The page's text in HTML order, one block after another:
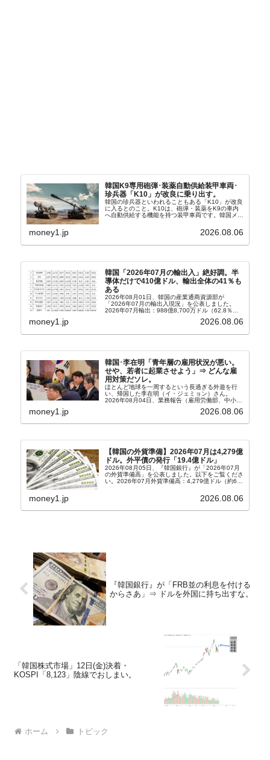
韓国K9専用砲弾･装薬自動供給装甲車両･
珍兵器「K10」が改良に乗り出す。
韓国の珍兵器といわれることもある「K10」が改良
に入るとのこと。K10は、砲弾・装薬をK9の車内
へ自動供給する機能を持つ装甲車両です。韓国メデ
から以下に一部を引きます。2005年に初めて...
money1.jp 2026.08.06
韓国「2026年07月の輸出入」絶好調。半
導体だけで410億ドル、輸出全体の41％も
ある
2026年08月01日、韓国の産業通商資源部が
「2026年07月の輸出入現況」を公表しました。
2026年07月輸出：988億8,700万ドル（62.8％）
輸入：685億6,300万ドル（26.5％）貿易収支：
money1.jp 2026.08.06
韓国･李在明「青年層の雇用状況が悪い。
せや、若者に起業させよう」⇒ どんな雇
用対策だソレ。
ほとんど地球を一周するという長過ぎる外遊を行
い、帰国した李在明（イ・ジェミョン）さん。
2026年08月04日、業務報告（雇用労働部、中小ベ
上、韓国大統領に成りおおせた李在明（イ・ジェミ
money1.jp 2026.08.06
【韓国の外貨準備】2026年07月は4,279億
ドル。外平債の発行「19.4億ドル」
2026年08月05日、『韓国銀行』が「2026年07月
の外貨準備高」を公表しました。以下をご覧くださ
い。2026年07月外貨準備高：4,279億ドル（約67
money1.jp 2026.08.06
『韓国銀行』が「FRB並の利息を付ける
からさあ」⇒ ドルを外国に持ち出すな。
「韓国株式市場」12日(金)決着・
KOSPI「8,123」陰線でおしまい。
ホーム トピック